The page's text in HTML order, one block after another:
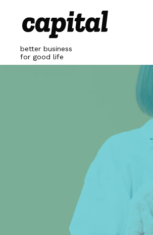
content
better business
for good life